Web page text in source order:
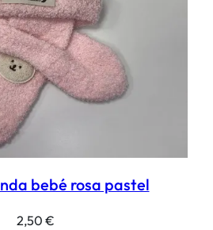
bebé rosa pastel
2,50 €